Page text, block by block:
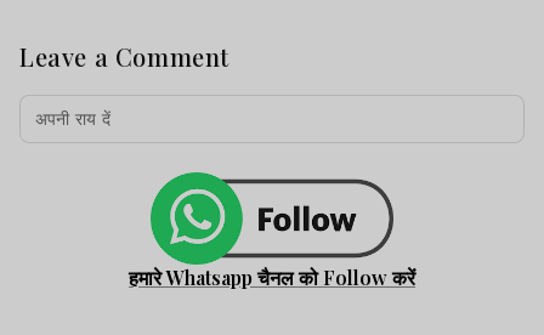
Leave a Comment
हमारे Whatsapp चैनल को Follow करें